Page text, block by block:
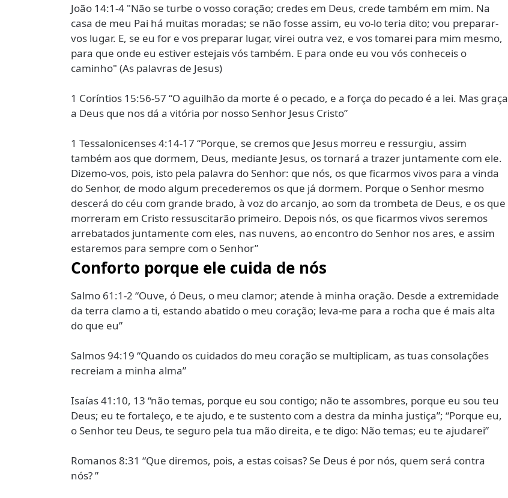
João 14:1-4 "Não se turbe o vosso coração; credes em Deus, crede também em mim. Na
casa de meu Pai há muitas moradas; se não fosse assim, eu vo-lo teria dito; vou preparar-
vos lugar. E, se eu for e vos preparar lugar, virei outra vez, e vos tomarei para mim mesmo,
para que onde eu estiver estejais vós também. E para onde eu vou vós conheceis o
caminho" (As palavras de Jesus)
1 Coríntios 15:56-57 “O aguilhão da morte é o pecado, e a força do pecado é a lei. Mas graça
a Deus que nos dá a vitória por nosso Senhor Jesus Cristo”
1 Tessalonicenses 4:14-17 “Porque, se cremos que Jesus morreu e ressurgiu, assim
também aos que dormem, Deus, mediante Jesus, os tornará a trazer juntamente com ele.
Dizemo-vos, pois, isto pela palavra do Senhor: que nós, os que ficarmos vivos para a vinda
do Senhor, de modo algum precederemos os que já dormem. Porque o Senhor mesmo
descerá do céu com grande brado, à voz do arcanjo, ao som da trombeta de Deus, e os que
morreram em Cristo ressuscitarão primeiro. Depois nós, os que ficarmos vivos seremos
arrebatados juntamente com eles, nas nuvens, ao encontro do Senhor nos ares, e assim
estaremos para sempre com o Senhor”
Conforto porque ele cuida de nós
Salmo 61:1-2 “Ouve, ó Deus, o meu clamor; atende à minha oração. Desde a extremidade
da terra clamo a ti, estando abatido o meu coração; leva-me para a rocha que é mais alta
do que eu”
Salmos 94:19 “Quando os cuidados do meu coração se multiplicam, as tuas consolações
recreiam a minha alma”
Isaías 41:10, 13 “não temas, porque eu sou contigo; não te assombres, porque eu sou teu
Deus; eu te fortaleço, e te ajudo, e te sustento com a destra da minha justiça”; “Porque eu,
o Senhor teu Deus, te seguro pela tua mão direita, e te digo: Não temas; eu te ajudarei”
Romanos 8:31 “Que diremos, pois, a estas coisas? Se Deus é por nós, quem será contra
nós? ”